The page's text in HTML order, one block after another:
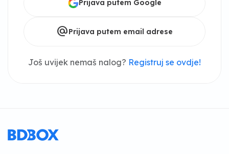
Prijava putem Google
alternate_emailPrijava putem email adrese
Još uvijek nemaš nalog? Registruj se ovdje!